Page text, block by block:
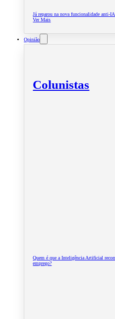
Já reparou na nova funcionalidade anti-
Ver Mais
Opinião
Colunistas
Quem é que a Inteligência Artificial
emprego?